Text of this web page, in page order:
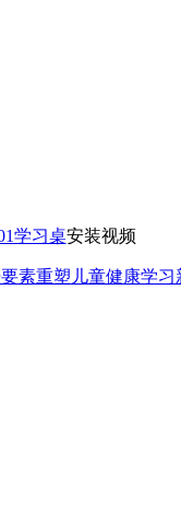
学习桌安装视频
素重塑儿童健康学习